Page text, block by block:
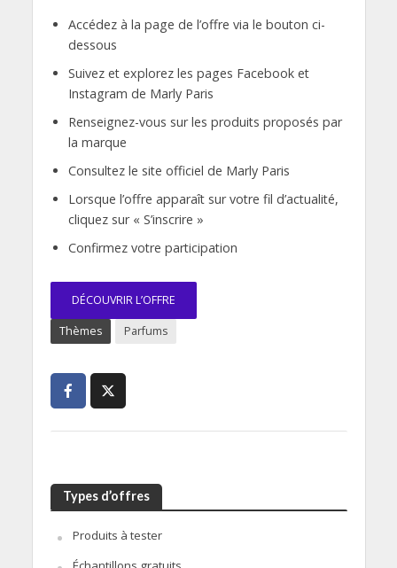
Accédez à la page de l’offre via le bouton ci-
dessous
Suivez et explorez les pages Facebook et
Instagram de Marly Paris
Renseignez-vous sur les produits proposés par
la marque
Consultez le site officiel de Marly Paris
Lorsque l’offre apparaît sur votre fil d’actualité,
cliquez sur « S’inscrire »
Confirmez votre participation
DÉCOUVRIR L’OFFRE
Thèmes Parfums
Types d’offres
Produits à tester